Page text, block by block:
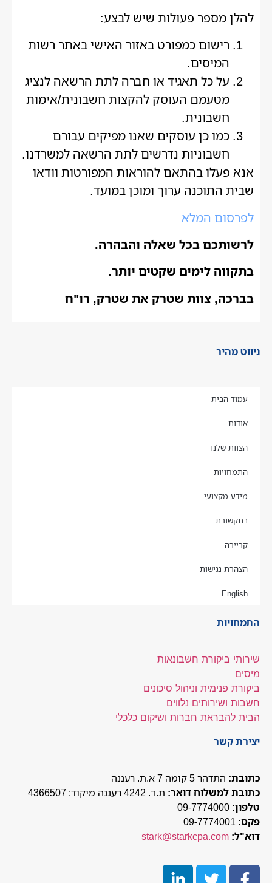
להלן מספר פעולות שיש לבצע:
רישום כמפורט באזור האישי באתר רשות
המיסים.
על כל תאגיד או חברה לתת הרשאה לנציג
מטעמם העוסק להקצות חשבונית/אימות
חשבונית.
כמו כן עוסקים שאנו מפיקים עבורם
חשבוניות נדרשים לתת הרשאה למשרדנו.
אנא פעלו בהתאם להוראות המפורטות וודאו
שבית התוכנה ערוך ומוכן במועד.
לפרסום המלא
לרשותכם בכל שאלה והבהרה.
בתקווה לימים שקטים יותר.
בברכה, צוות שטרק את שטרק, רו"ח
ניווט מהיר
עמוד הבית
אודות
הצוות שלנו
התמחויות
מידע מקצועי
בתקשורת
קריירה
הצהרת נגישות
English
התמחויות
שירותי ביקורת חשבונאות
מיסים
ביקורת פנימית וניהול סיכונים
חשבות ושירותים נלווים
הבית להבראת חברות ושיקום כלכלי
יצירת קשר
כתובת: התדהר 5 קומה 7 א.ת. רעננה
כתובת למשלוח דואר: ת.ד. 4242 רעננה מיקוד: 4366507
טלפון:
פקס:
דוא"ל: stark@starkcpa.com